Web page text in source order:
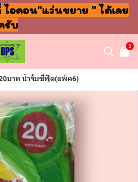
อคอน"แว่นขยาย " ได้เลย
รับ
0
บาท น้ำจิ้มซีฟู้ด(แพ็ค6)